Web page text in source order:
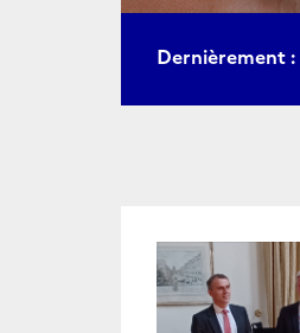
Dernièrement :